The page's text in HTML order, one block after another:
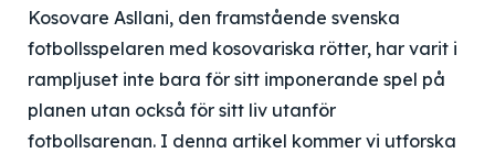
Kosovare Asllani, den framstående svenska
fotbollsspelaren med kosovariska rötter, har varit i
rampljuset inte bara för sitt imponerande spel på
planen utan också för sitt liv utanför
fotbollsarenan. I denna artikel kommer vi utforska